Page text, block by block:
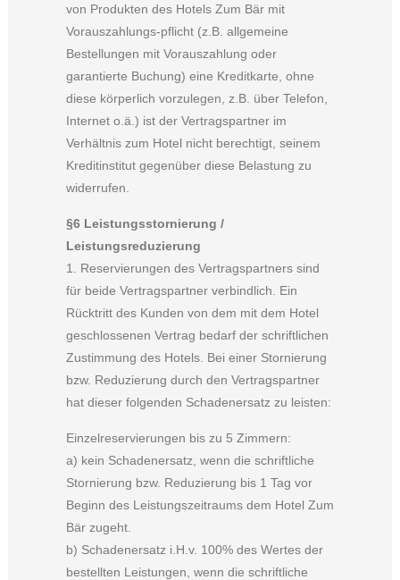
von Produkten des Hotels Zum Bär mit
Vorauszahlungs-pflicht (z.B. allgemeine
Bestellungen mit Vorauszahlung oder
garantierte Buchung) eine Kreditkarte, ohne
diese körperlich vorzulegen, z.B. über Telefon,
Internet o.ä.) ist der Vertragspartner im
Verhältnis zum Hotel nicht berechtigt, seinem
Kreditinstitut gegenüber diese Belastung zu
widerrufen.
§6 Leistungsstornierung /
Leistungsreduzierung
1. Reservierungen des Vertragspartners sind
für beide Vertragspartner verbindlich. Ein
Rücktritt des Kunden von dem mit dem Hotel
geschlossenen Vertrag bedarf der schriftlichen
Zustimmung des Hotels. Bei einer Stornierung
bzw. Reduzierung durch den Vertragspartner
hat dieser folgenden Schadenersatz zu leisten:
Einzelreservierungen bis zu 5 Zimmern:
a) kein Schadenersatz, wenn die schriftliche
Stornierung bzw. Reduzierung bis 1 Tag vor
Beginn des Leistungszeitraums dem Hotel Zum
Bär zugeht.
b) Schadenersatz i.H.v. 100% des Wertes der
bestellten Leistungen, wenn die schriftliche